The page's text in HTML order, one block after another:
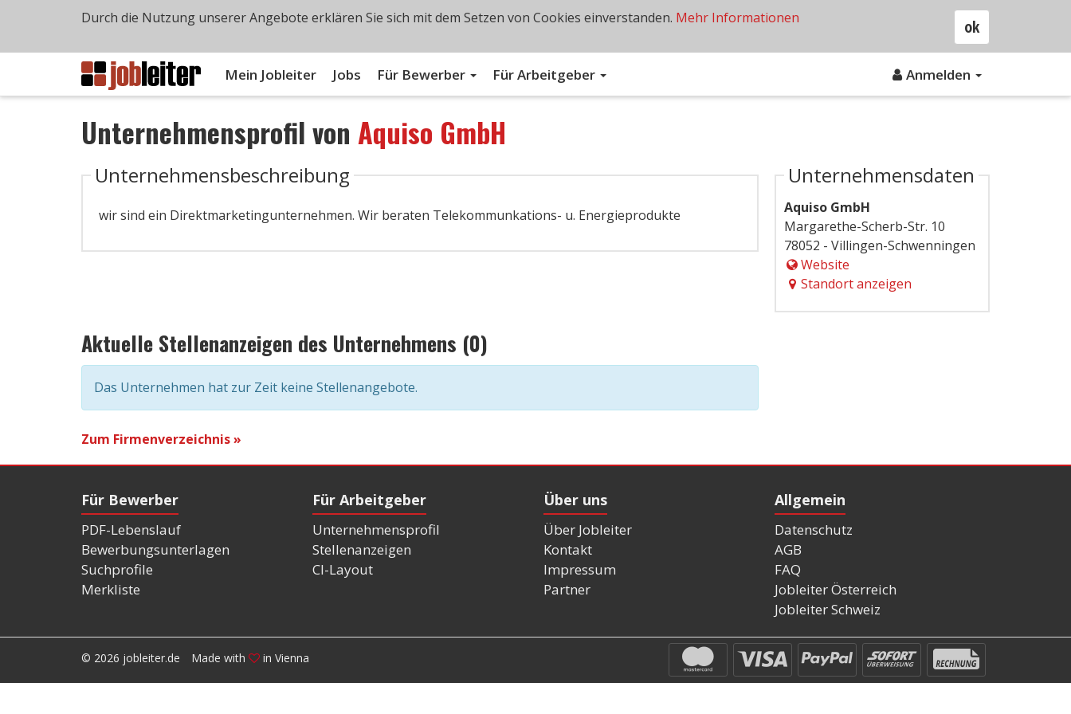
Mein Jobleiter Jobs Für Bewerber Für Arbeitgeber Anmelden
Unternehmensprofil von Aquiso GmbH
Unternehmensbeschreibung
wir sind ein Direktmarketingunternehmen. Wir beraten Telekommunkations- u. Energieprodukte
Unternehmensdaten
Aquiso GmbH
Margarethe-Scherb-Str. 10
78052 - Villingen-Schwenningen
Website
Standort anzeigen
Aktuelle Stellenanzeigen des Unternehmens (0)
Das Unternehmen hat zur Zeit keine Stellenangebote.
Zum Firmenverzeichnis »
Für Bewerber
PDF-Lebenslauf
Bewerbungsunterlagen
Suchprofile
Merkliste
Für Arbeitgeber
Unternehmensprofil
Stellenanzeigen
CI-Layout
Über uns
Über Jobleiter
Kontakt
Impressum
Partner
Allgemein
Datenschutz
AGB
FAQ
Jobleiter Österreich
Jobleiter Schweiz
© 2026 jobleiter.de Made with in Vienna
ok
Durch die Nutzung unserer Angebote erklären Sie sich mit dem Setzen von Cookies einverstanden. Mehr Informationen